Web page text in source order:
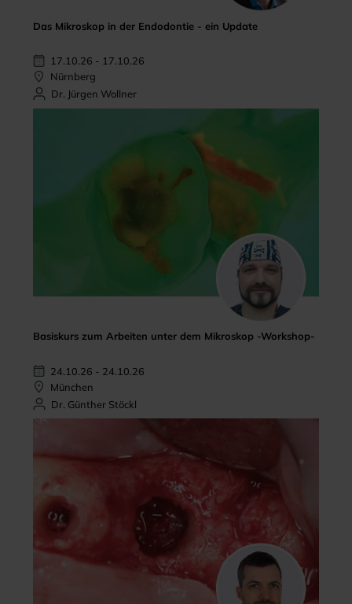
Das Mikroskop in der Endodontie - ein Update
17.10.26 - 17.10.26
Nürnberg
Dr. Jürgen Wollner
Basiskurs zum Arbeiten unter dem Mikroskop -Workshop-
24.10.26 - 24.10.26
München
Dr. Günther Stöckl